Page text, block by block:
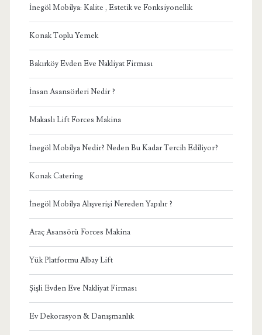
İnegöl Mobilya: Kalite , Estetik ve Fonksiyonellik
Konak Toplu Yemek
Bakırköy Evden Eve Nakliyat Firması
İnsan Asansörleri Nedir ?
Makaslı Lift Forces Makina
İnegöl Mobilya Nedir? Neden Bu Kadar Tercih Ediliyor?
Konak Catering
İnegöl Mobilya Alışverişi Nereden Yapılır ?
Araç Asansörü Forces Makina
Yük Platformu Albay Lift
Şişli Evden Eve Nakliyat Firması
Ev Dekorasyon & Danışmanlık